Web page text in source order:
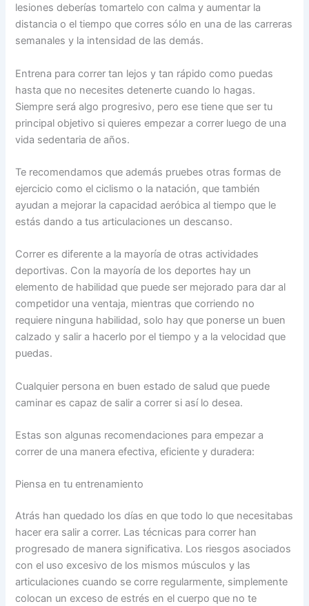
lesiones deberías tomartelo con calma y aumentar la
distancia o el tiempo que corres sólo en una de las carreras
semanales y la intensidad de las demás.
Entrena para correr tan lejos y tan rápido como puedas
hasta que no necesites detenerte cuando lo hagas.
Siempre será algo progresivo, pero ese tiene que ser tu
principal objetivo si quieres empezar a correr luego de una
vida sedentaria de años.
Te recomendamos que además pruebes otras formas de
ejercicio como el ciclismo o la natación, que también
ayudan a mejorar la capacidad aeróbica al tiempo que le
estás dando a tus articulaciones un descanso.
Correr es diferente a la mayoría de otras actividades
deportivas. Con la mayoría de los deportes hay un
elemento de habilidad que puede ser mejorado para dar al
competidor una ventaja, mientras que corriendo no
requiere ninguna habilidad, solo hay que ponerse un buen
calzado y salir a hacerlo por el tiempo y a la velocidad que
puedas.
Cualquier persona en buen estado de salud que puede
caminar es capaz de salir a correr si así lo desea.
Estas son algunas recomendaciones para empezar a
correr de una manera efectiva, eficiente y duradera:
Piensa en tu entrenamiento
Atrás han quedado los días en que todo lo que necesitabas
hacer era salir a correr. Las técnicas para correr han
progresado de manera significativa. Los riesgos asociados
con el uso excesivo de los mismos músculos y las
articulaciones cuando se corre regularmente, simplemente
colocan un exceso de estrés en el cuerpo que no te